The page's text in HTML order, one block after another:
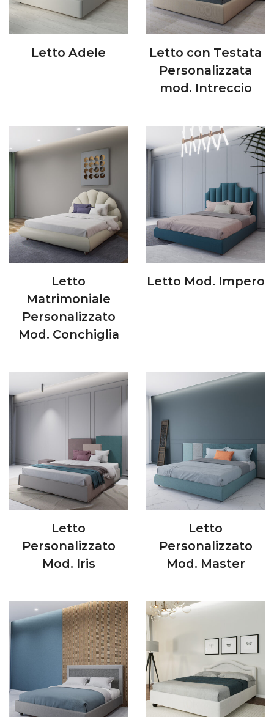
Letto Adele
Letto con Testata
Personalizzata
mod. Intreccio
Letto
Matrimoniale
Personalizzato
Mod. Conchiglia
Letto Mod. Impero
Letto
Personalizzato
Mod. Iris
Letto
Personalizzato
Mod. Master